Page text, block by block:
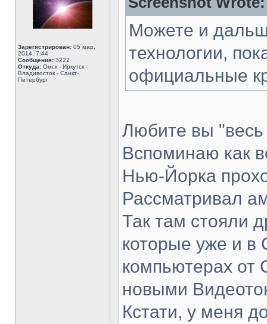
Зарегистрирован: 05 мар,
2014, 7:44
Сообщения: 3222
Откуда: Омск - Иркутск -
Владивосток - Санкт-
Петербург
Можете и
технологии,
официальные
Любите вы
Вспоминаю как
Нью-Йорка
Рассматривал
Так там стояли
которые уже и в
компьютерах
новыми
Кстати, у меня